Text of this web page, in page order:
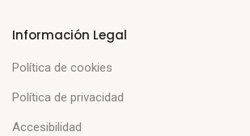
Información Legal
Política de cookies
Política de privacidad
Accesibilidad